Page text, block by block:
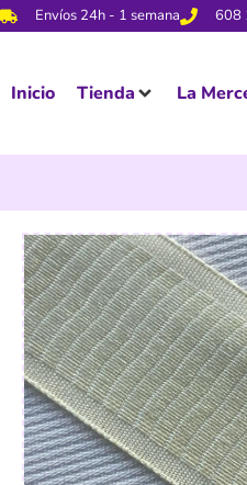
Envíos 24h - 1 semana 608
Inicio Tienda La